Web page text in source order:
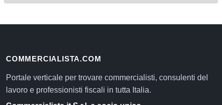
COMMERCIALISTA.COM
Portale verticale per trovare commercialisti, consulenti del
lavoro e professionisti fiscali in tutta Italia.